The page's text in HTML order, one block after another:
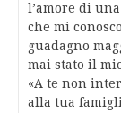
l’amore di
che mi
guadagno
mai stato il
«A te non
alla tua